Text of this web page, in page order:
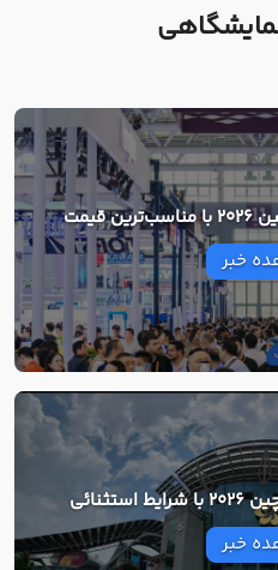
قیمت
خبر
خبر